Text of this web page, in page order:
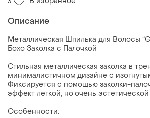
Описание
Металлическая Шпилька для Волосы
Бохо Заколка с Палочкой
Стильная металлическая заколка в
минималистичном дизайне с
Фиксируется с помощью заколки-
эффект легкой, но очень эстетической
Особенности: